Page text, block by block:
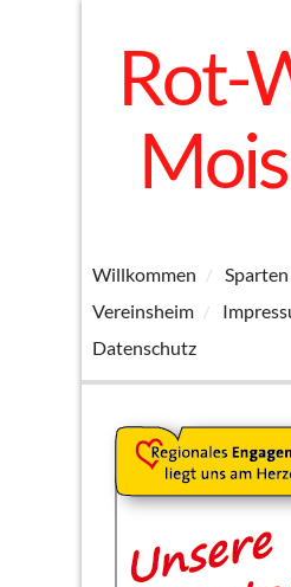
Rot-
Willkommen Sparten
Vereinsheim
Datenschutz